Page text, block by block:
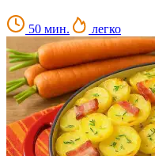
50 мин. легко